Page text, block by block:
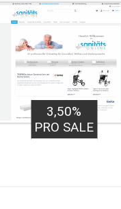
3,50%
PRO SALE